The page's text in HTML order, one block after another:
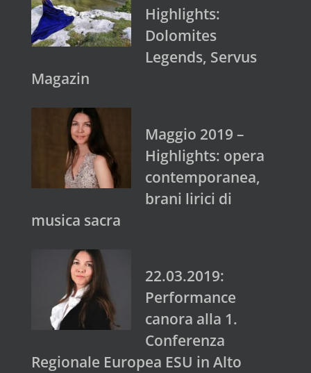
Highlights:
Dolomites
Legends, Servus
Magazin
Maggio 2019 –
Highlights: opera
contemporanea,
brani lirici di
musica sacra
22.03.2019:
Performance
canora alla 1.
Conferenza
Regionale Europea ESU in Alto